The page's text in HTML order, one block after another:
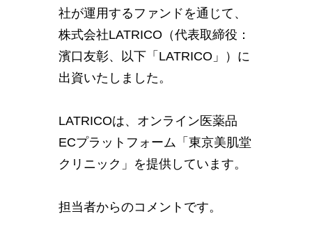
社が運用するファンドを通じて、
株式会社LATRICO（代表取締役：
濱口友彰、以下「LATRICO」）に
出資いたしました。
LATRICOは、オンライン医薬品
ECプラットフォーム「東京美肌堂
クリニック」を提供しています。
担当者からのコメントです。